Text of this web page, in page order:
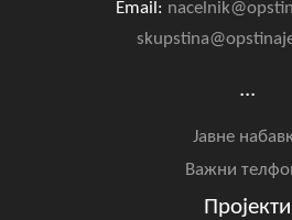
Email:
...
Јавне
Важни
Пројекти